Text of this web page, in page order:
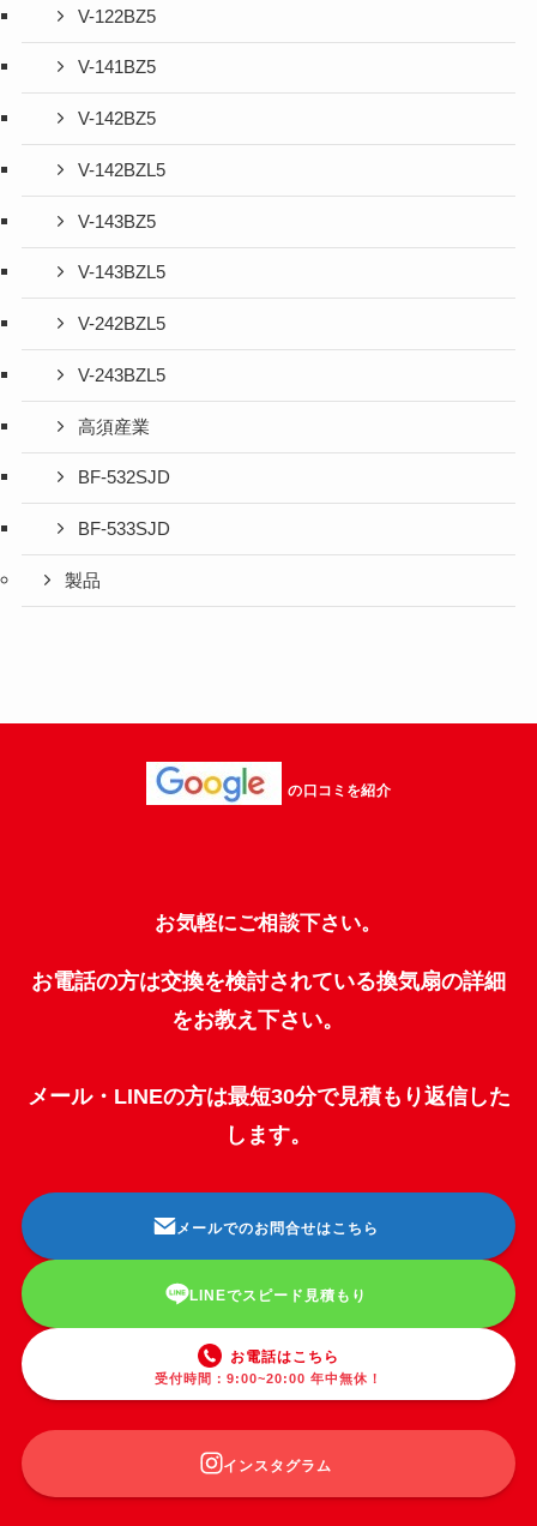
V-122BZ5
V-141BZ5
V-142BZ5
V-142BZL5
V-143BZ5
V-143BZL5
V-242BZL5
V-243BZL5
高須産業
BF-532SJD
BF-533SJD
製品
の口コミを紹介
お気軽にご相談下さい。
お電話の方は交換を検討されている換気扇の詳細
をお教え下さい。
メール・LINEの方は最短30分で見積もり返信した
します。
メールでのお問合せはこちら
LINEでスピード見積もり
お電話はこちら
受付時間：9:00~20:00 年中無休！
インスタグラム